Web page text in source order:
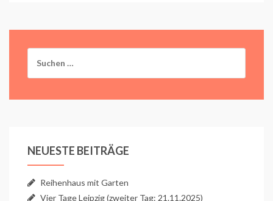
nach:
NEUESTE BEITRÄGE
Reihenhaus mit Garten
Vier Tage Leipzig (zweiter Tag: 21.11.2025)